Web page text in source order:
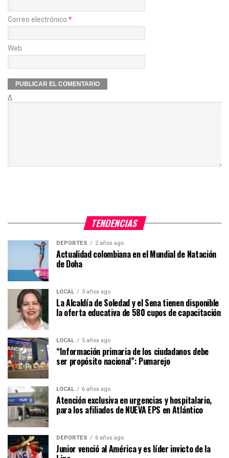
Correo electrónico *
Web
Δ
TENDENCIAS
DEPORTES 2 años ago
Actualidad colombiana en el Mundial de Natación
de Doha
LOCAL 3 años ago
La Alcaldía de Soledad y el Sena tienen disponible
la oferta educativa de 580 cupos de capacitación
LOCAL 5 años ago
“Información primaria de los ciudadanos debe
ser propósito nacional”: Pumarejo
LOCAL 6 años ago
Atención exclusiva en urgencias y hospitalario,
para los afiliados de NUEVA EPS en Atlántico
DEPORTES 6 años ago
Junior venció al América y es líder invicto de la